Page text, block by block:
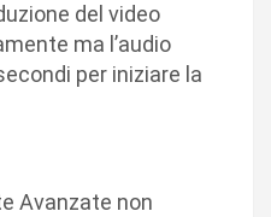
del video
ma l’audio
per iniziare la
Avanzate non